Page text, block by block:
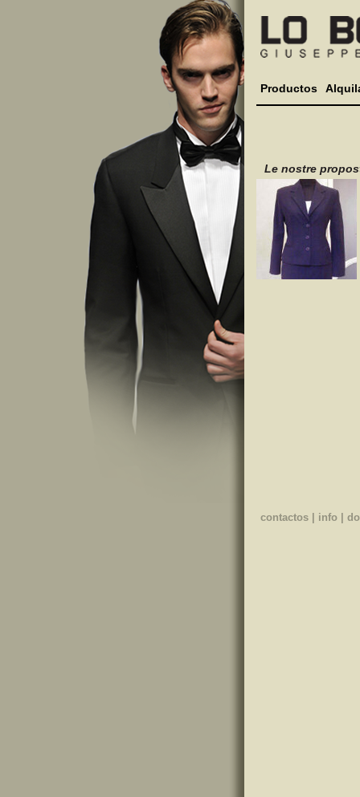
Productos
Le nostre
contactos| info|